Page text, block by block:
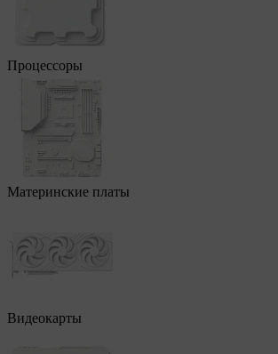
Процессоры
Материнские платы
Видеокарты